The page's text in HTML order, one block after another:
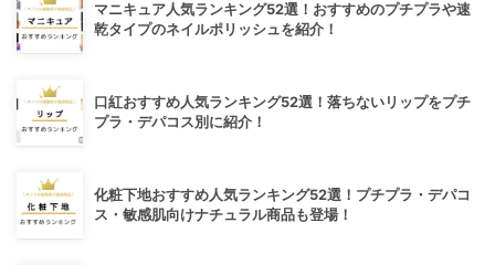
マニキュア人気ランキング52選！おすすめのプチプラや速
乾タイプのネイルポリッシュを紹介！
口紅おすすめ人気ランキング52選！落ちないリップをプチ
プラ・デパコス別に紹介！
化粧下地おすすめ人気ランキング52選！プチプラ・デパコ
ス・敏感肌向けナチュラル商品も登場！